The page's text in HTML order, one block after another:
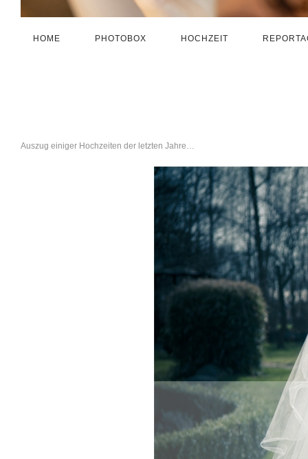
HOME PHOTOBOX HOCHZEIT
Auszug einiger Hochzeiten der letzten Jahre…